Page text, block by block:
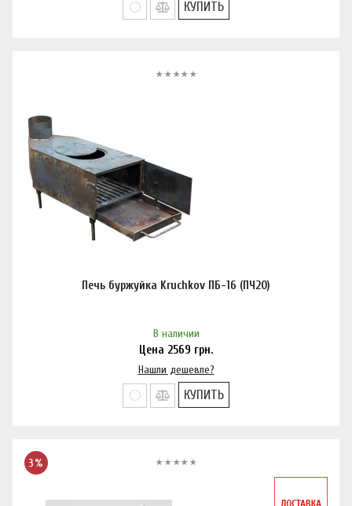
КУПИТЬ
Печь буржуйка Kruchkov ПБ-16 (ПЧ20)
В наличии
Цена 2569 грн.
Нашли дешевле?
КУПИТЬ
3%